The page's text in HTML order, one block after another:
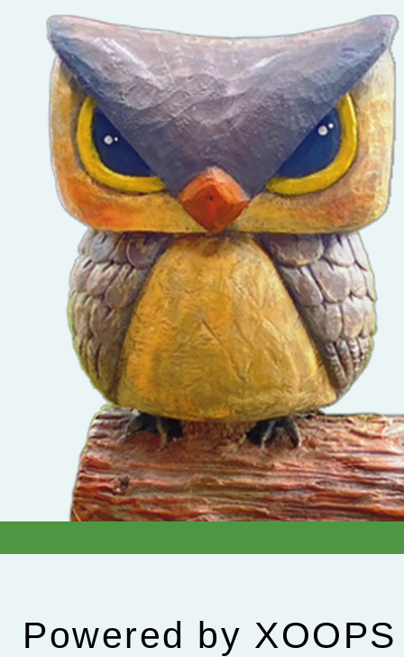
Powered by XOOPS